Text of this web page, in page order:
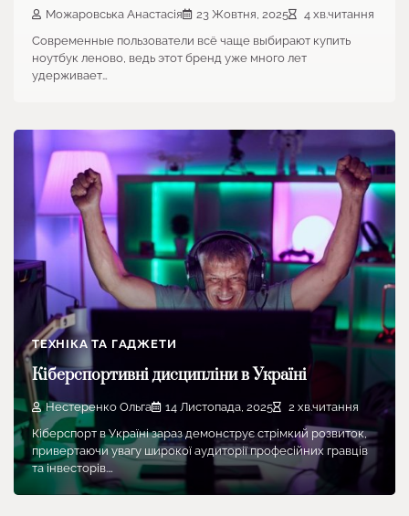
Можаровська Анастасія 23 Жовтня, 2025
4 хв.читання
Современные пользователи всё чаще выбирают купить
ноутбук леново, ведь этот бренд уже много лет
удерживает…
ТЕХНІКА ТА ГАДЖЕТИ
Кіберспортивні дисципліни в Україні
Нестеренко Ольга 14 Листопада, 2025
2 хв.читання
Кіберспорт в Україні зараз демонструє стрімкий розвиток,
привертаючи увагу широкої аудиторії професійних гравців
та інвесторів.…